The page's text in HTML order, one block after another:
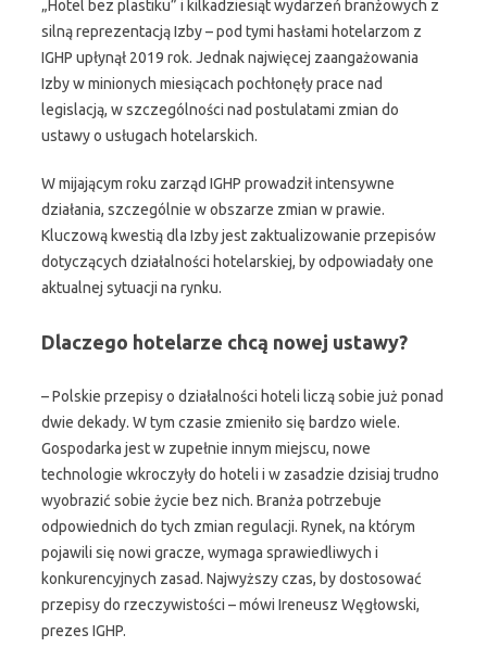
„Hotel bez plastiku” i kilkadziesiąt wydarzeń branżowych z
silną reprezentacją Izby – pod tymi hasłami hotelarzom z
IGHP upłynął 2019 rok. Jednak najwięcej zaangażowania
Izby w minionych miesiącach pochłonęły prace nad
legislacją, w szczególności nad postulatami zmian do
ustawy o usługach hotelarskich.
W mijającym roku zarząd IGHP prowadził intensywne
działania, szczególnie w obszarze zmian w prawie.
Kluczową kwestią dla Izby jest zaktualizowanie przepisów
dotyczących działalności hotelarskiej, by odpowiadały one
aktualnej sytuacji na rynku.
Dlaczego hotelarze chcą nowej ustawy?
– Polskie przepisy o działalności hoteli liczą sobie już ponad
dwie dekady. W tym czasie zmieniło się bardzo wiele.
Gospodarka jest w zupełnie innym miejscu, nowe
technologie wkroczyły do hoteli i w zasadzie dzisiaj trudno
wyobrazić sobie życie bez nich. Branża potrzebuje
odpowiednich do tych zmian regulacji. Rynek, na którym
pojawili się nowi gracze, wymaga sprawiedliwych i
konkurencyjnych zasad. Najwyższy czas, by dostosować
przepisy do rzeczywistości – mówi Ireneusz Węgłowski,
prezes IGHP.